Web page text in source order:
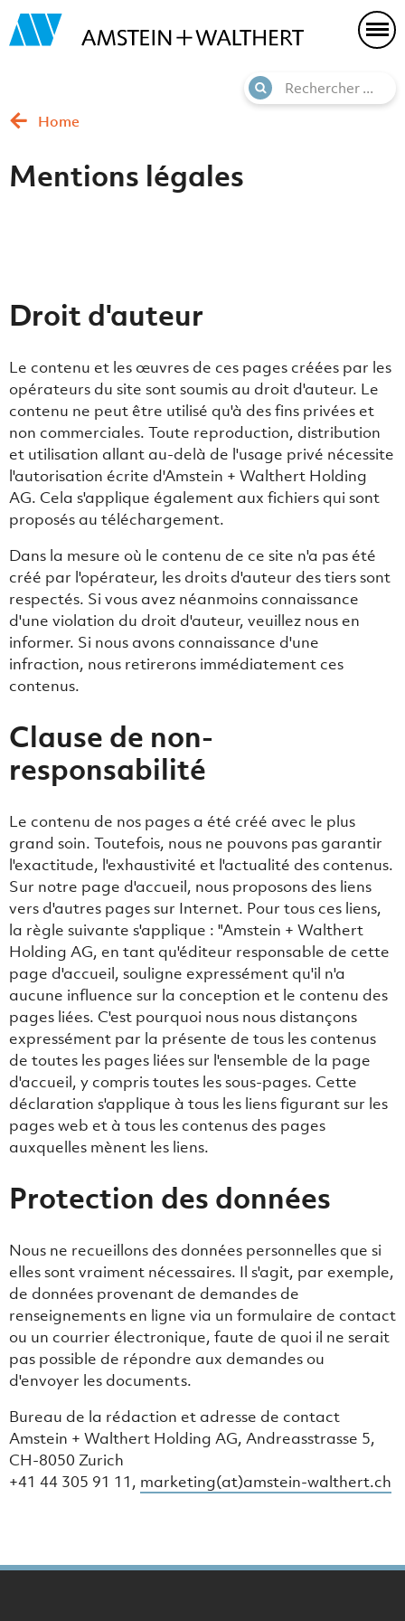
Home
Mentions légales
Droit d'auteur
Le contenu et les œuvres de ces pages créées par les
opérateurs du site sont soumis au droit d'auteur. Le
contenu ne peut être utilisé qu'à des fins privées et
non commerciales. Toute reproduction, distribution
et utilisation allant au-delà de l'usage privé nécessite
l'autorisation écrite d'Amstein + Walthert Holding
AG. Cela s'applique également aux fichiers qui sont
proposés au téléchargement.
Dans la mesure où le contenu de ce site n'a pas été
créé par l'opérateur, les droits d'auteur des tiers sont
respectés. Si vous avez néanmoins connaissance
d'une violation du droit d'auteur, veuillez nous en
informer. Si nous avons connaissance d'une
infraction, nous retirerons immédiatement ces
contenus.
Clause de non-
responsabilité
Le contenu de nos pages a été créé avec le plus
grand soin. Toutefois, nous ne pouvons pas garantir
l'exactitude, l'exhaustivité et l'actualité des contenus.
Sur notre page d'accueil, nous proposons des liens
vers d'autres pages sur Internet. Pour tous ces liens,
la règle suivante s'applique : "Amstein + Walthert
Holding AG, en tant qu'éditeur responsable de cette
page d'accueil, souligne expressément qu'il n'a
aucune influence sur la conception et le contenu des
pages liées. C'est pourquoi nous nous distançons
expressément par la présente de tous les contenus
de toutes les pages liées sur l'ensemble de la page
d'accueil, y compris toutes les sous-pages. Cette
déclaration s'applique à tous les liens figurant sur les
pages web et à tous les contenus des pages
auxquelles mènent les liens.
Protection des données
Nous ne recueillons des données personnelles que si
elles sont vraiment nécessaires. Il s'agit, par exemple,
de données provenant de demandes de
renseignements en ligne via un formulaire de contact
ou un courrier électronique, faute de quoi il ne serait
pas possible de répondre aux demandes ou
d'envoyer les documents.
Bureau de la rédaction et adresse de contact
Amstein + Walthert Holding AG, Andreasstrasse 5,
CH-8050 Zurich
+41 44 305 91 11, marketing(at)amstein-walthert.ch